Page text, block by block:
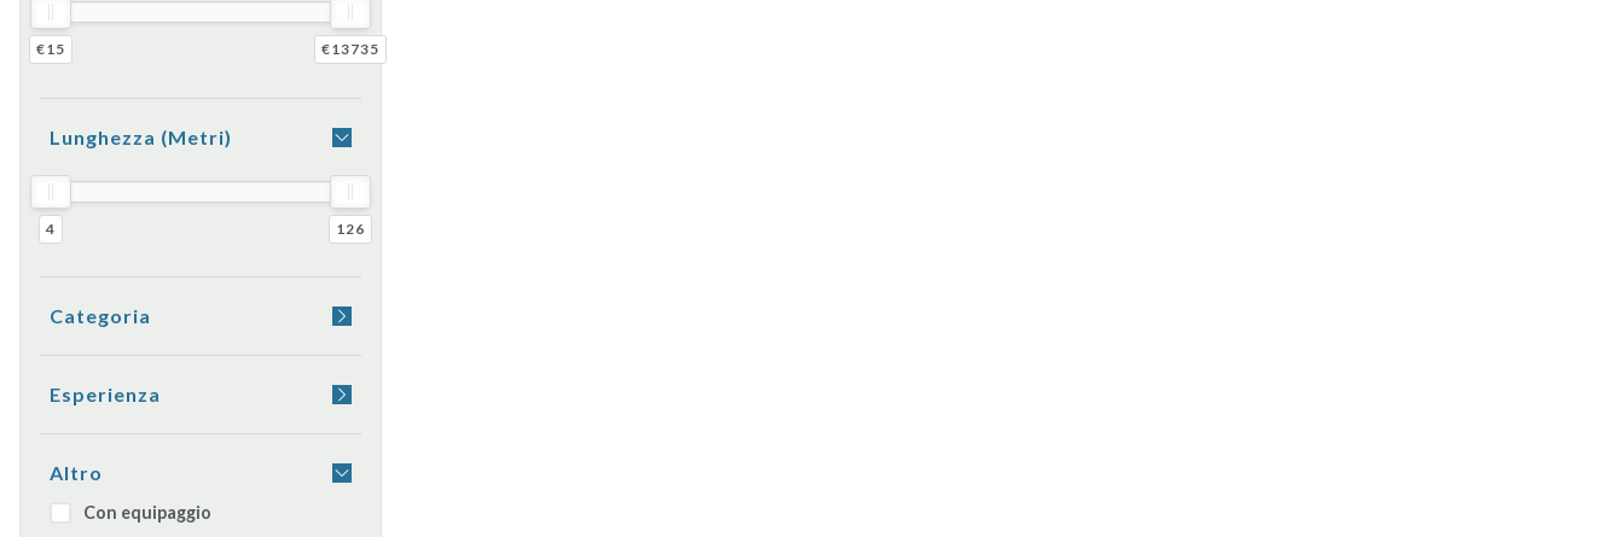
€15 €13735
Lunghezza (metri)
4 126
Categoria
Gommone
Moto d'acqua
Caicco
Esperienza
Dormire in barca
Transfer
Altro
Con equipaggio